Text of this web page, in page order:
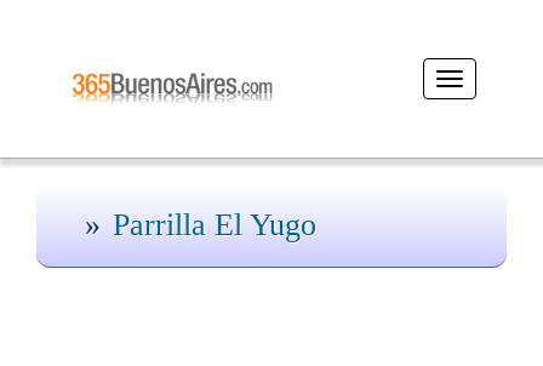
Desplegar
navegación
Parrilla El Yugo